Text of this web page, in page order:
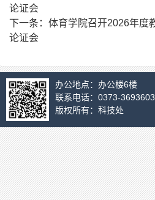
论证会
下一条： 体育学院召开2026年度
论证会
办公地点：办公楼6楼
联系电话：0373-3693603
版权所有：科技处